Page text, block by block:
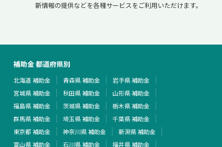
新情報の提供などを各種サービスをご利用いただけます。
補助金 都道府県別
北海道 補助金 青森県 補助金
岩手県 補助金
宮城県 補助金
秋田県 補助金
山形県 補助金
福島県 補助金
茨城県 補助金
栃木県 補助金
群馬県 補助金
埼玉県 補助金
千葉県 補助金
東京都 補助金
神奈川県 補助金
新潟県 補助金
富山県 補助金
石川県 補助金
福井県 補助金